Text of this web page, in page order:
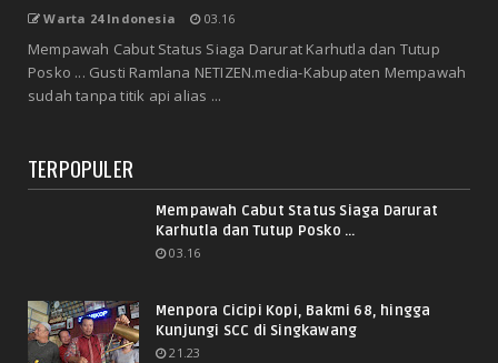
Warta 24 Indonesia 03.16
Mempawah Cabut Status Siaga Darurat Karhutla dan Tutup
Posko ... Gusti Ramlana NETIZEN.media-Kabupaten Mempawah
sudah tanpa titik api alias ...
TERPOPULER
Mempawah Cabut Status Siaga Darurat
Karhutla dan Tutup Posko ...
03.16
Menpora Cicipi Kopi, Bakmi 68, hingga
Kunjungi SCC di Singkawang
21.23